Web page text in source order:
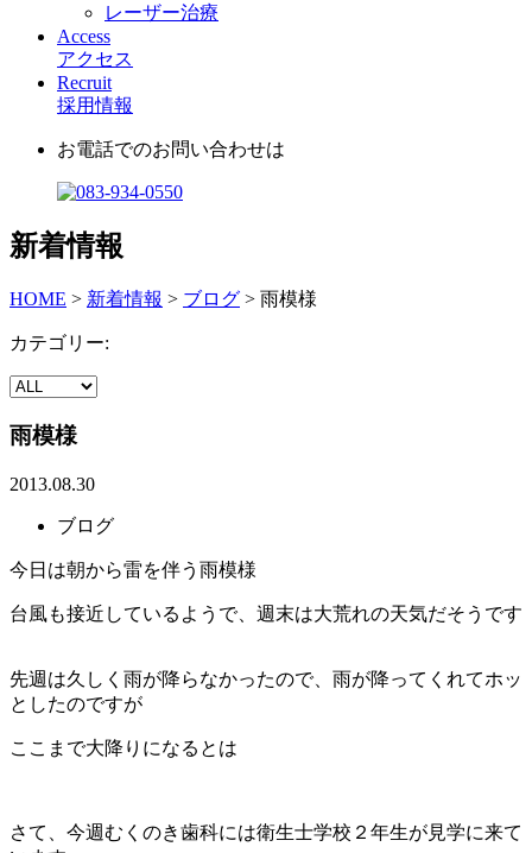
レーザー治療
Access
アクセス
Recruit
採用情報
お電話でのお問い合わせは
新着情報
HOME > 新着情報 > ブログ > 雨模様
カテゴリー:
雨模様
2013.08.30
ブログ
今日は朝から雷を伴う雨模様
台風も接近しているようで、週末は大荒れの天気だそうです
先週は久しく雨が降らなかったので、雨が降ってくれてホッ
としたのですが
ここまで大降りになるとは
さて、今週むくのき歯科には衛生士学校２年生が見学に来て